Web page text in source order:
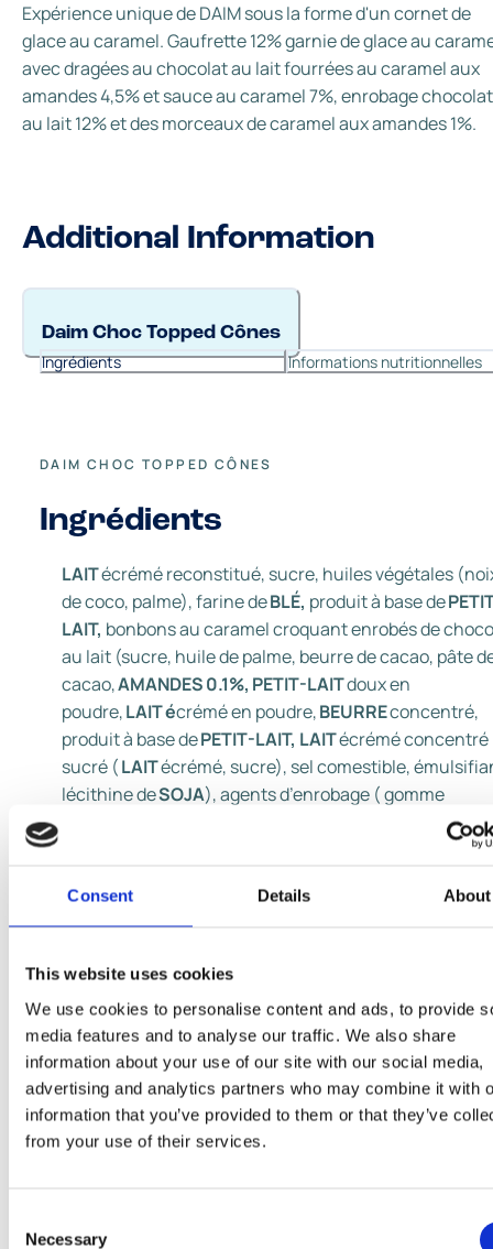
Consent Details About
This website uses cookies
We use cookies to personalise content and ads, to provide
media features and to analyse our traffic. We also share
information about your use of our site with our social media,
advertising and analytics partners who may combine it with
information that you’ve provided to them or that they’ve
from your use of their services.
Selection
Necessary
Expérience unique de DAIM sous la forme d'un cornet de
glace au caramel. Gaufrette 12% garnie de glace au
avec dragées au chocolat au lait fourrées au caramel aux
amandes 4,5% et sauce au caramel 7%, enrobage chocolat
au lait 12% et des morceaux de caramel aux amandes 1%.
Additional Information
Daim Choc Topped Cônes
Ingrédients Informations nutritionnelles
DAIM CHOC TOPPED CÔNES
Ingrédients
LAITécrémé reconstitué, sucre, huiles végétales
de coco, palme), farine deBLÉ, produit à base de
LAIT, bonbons au caramel croquant enrobés de
au lait (sucre, huile de palme, beurre de cacao, pâte
cacao,AMANDES 0.1%, PETIT-LAITdoux en
poudre,LAIT écrémé en poudre,BEURREconcentré,
produit à base dePETIT-LAIT, LAITécrémé concentré
sucré (LAITécrémé, sucre), sel comestible,
lécithine deSOJA), agents d’enrobage ( gomme
arabique, maltodextrine), arômes), beurre de cacao,
caramel pâte (sucre, sirop de glucose, eau), sirop de
fructose, grains de caramel croquant (sucre, huile de
palme,AMANDES 0.06%, LAI
LAITdoux en poudre,LAIT
poudre,BEURREconcentré, produit à base dePETIT-
LAIT,émulsifiant ( lécithine deSOJA),
arômes),LAITcondensé, cacao maigre en poudre,
émulsifiants (lécithines ( tournesol,SOJA),
E471), BEURRE anyhdre, sel, stabilisants (E412, E410),
sirop de sucre caramélisé, épaississant (E440),
Peut contenir PISTACHES, NOIX, NOISETTES, NOIX